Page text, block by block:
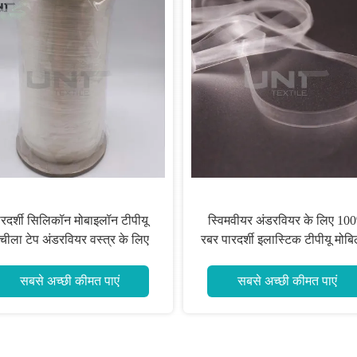
अंडरवियर के लिए 100%
इलास्टिक टीपीयू मोबिलॉन
सबसे अच्छी कीमत पाएं
OEM TPU टेप निर्माता अदृश्य ब्रा
स्ट्रैप और परिधान के लिए
सबसे अच्छी कीमत पाएं